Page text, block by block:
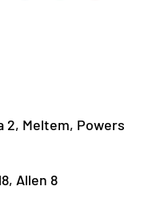
2, Meltem, Powers
Allen 8